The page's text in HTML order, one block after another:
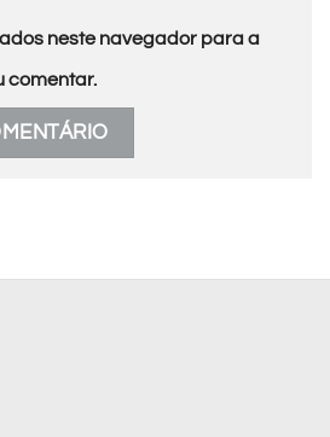
neste navegador para a
comentar.